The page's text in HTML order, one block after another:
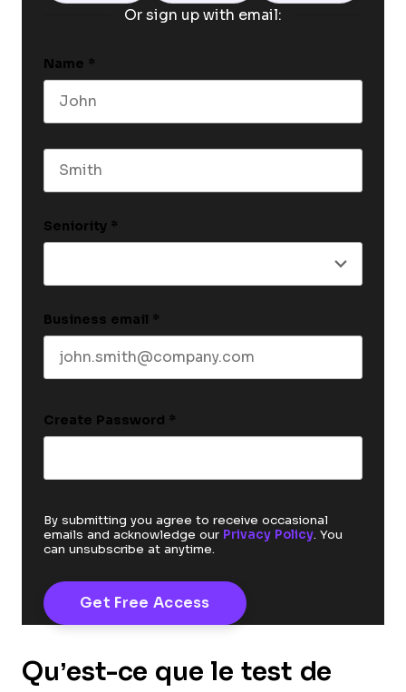
Or sign up with email:
Name *
Seniority *
Business email *
Create Password *
By submitting you agree to receive occasional
emails and acknowledge our Privacy Policy. You
can unsubscribe at anytime.
Qu’est-ce que le test de